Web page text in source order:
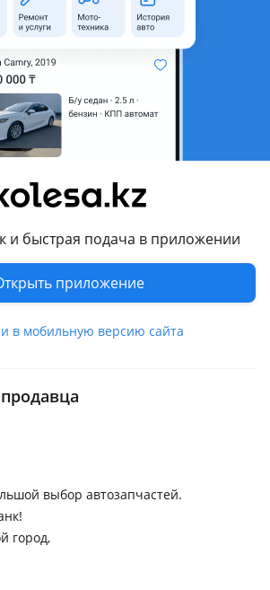
и быстрая подача в приложении
приложение
в мобильную версию сайта
Б/y
или
[2-й рестайлинг] (T27), 2011 - 2015
рестайлинг (T22), 1997 - 2000
2 поколение (T19/T21), 1992 - 1996 1
- н.в. XV70 рестайлинг (V75), 1999 -
(V25), 1996 - 2000 XV20, 1990 - 1994
1982 - 1986 V10
1989 - 1993 2 поколение (T18), 1985
выбор автозапчастей.
город,